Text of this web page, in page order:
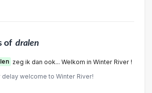
of dralen
zeg ik dan ook... Welkom in Winter River !
welcome to Winter River!